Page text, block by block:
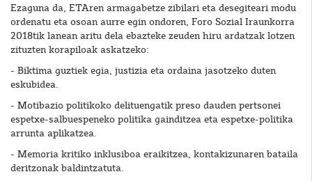
Ezaguna da, ETAren armagabetze zibilari eta desegiteari modu
ordenatu eta osoan aurre egin ondoren, Foro Sozial Iraunkorra
2018tik lanean aritu dela ebazteke zeuden hiru ardatzak lotzen
zituzten korapiloak askatzeko:
- Biktima guztiek egia, justizia eta ordaina jasotzeko duten
eskubidea.
- Motibazio politikoko delituengatik preso dauden pertsonei
espetxe-salbuespeneko politika gainditzea eta espetxe-politika
arrunta aplikatzea.
- Memoria kritiko inklusiboa eraikitzea, kontakizunaren bataila
deritzonak baldintzatuta.